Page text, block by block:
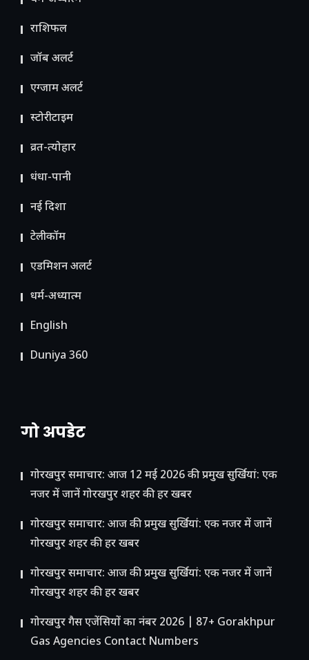
राशिफल
जॉब अलर्ट
एग्जाम अलर्ट
स्टोरीटाइम
व्रत-त्योहार
धंधा-पानी
नई दिशा
टेलीकॉम
ए​डमिशन अलर्ट
धर्म-अध्यात्म
English
Duniya 360
गो अपडेट
गोरखपुर समाचार: आज 12 मई 2026 की प्रमुख सुर्खियां: एक
नजर में जानें गोरखपुर शहर की हर खबर
गोरखपुर समाचार: आज की प्रमुख सुर्खियां: एक नजर में जानें
गोरखपुर शहर की हर खबर
गोरखपुर समाचार: आज की प्रमुख सुर्खियां: एक नजर में जानें
गोरखपुर शहर की हर खबर
गोरखपुर गैस एजेंसियों का नंबर 2026 | 87+ Gorakhpur
Gas Agencies Contact Numbers